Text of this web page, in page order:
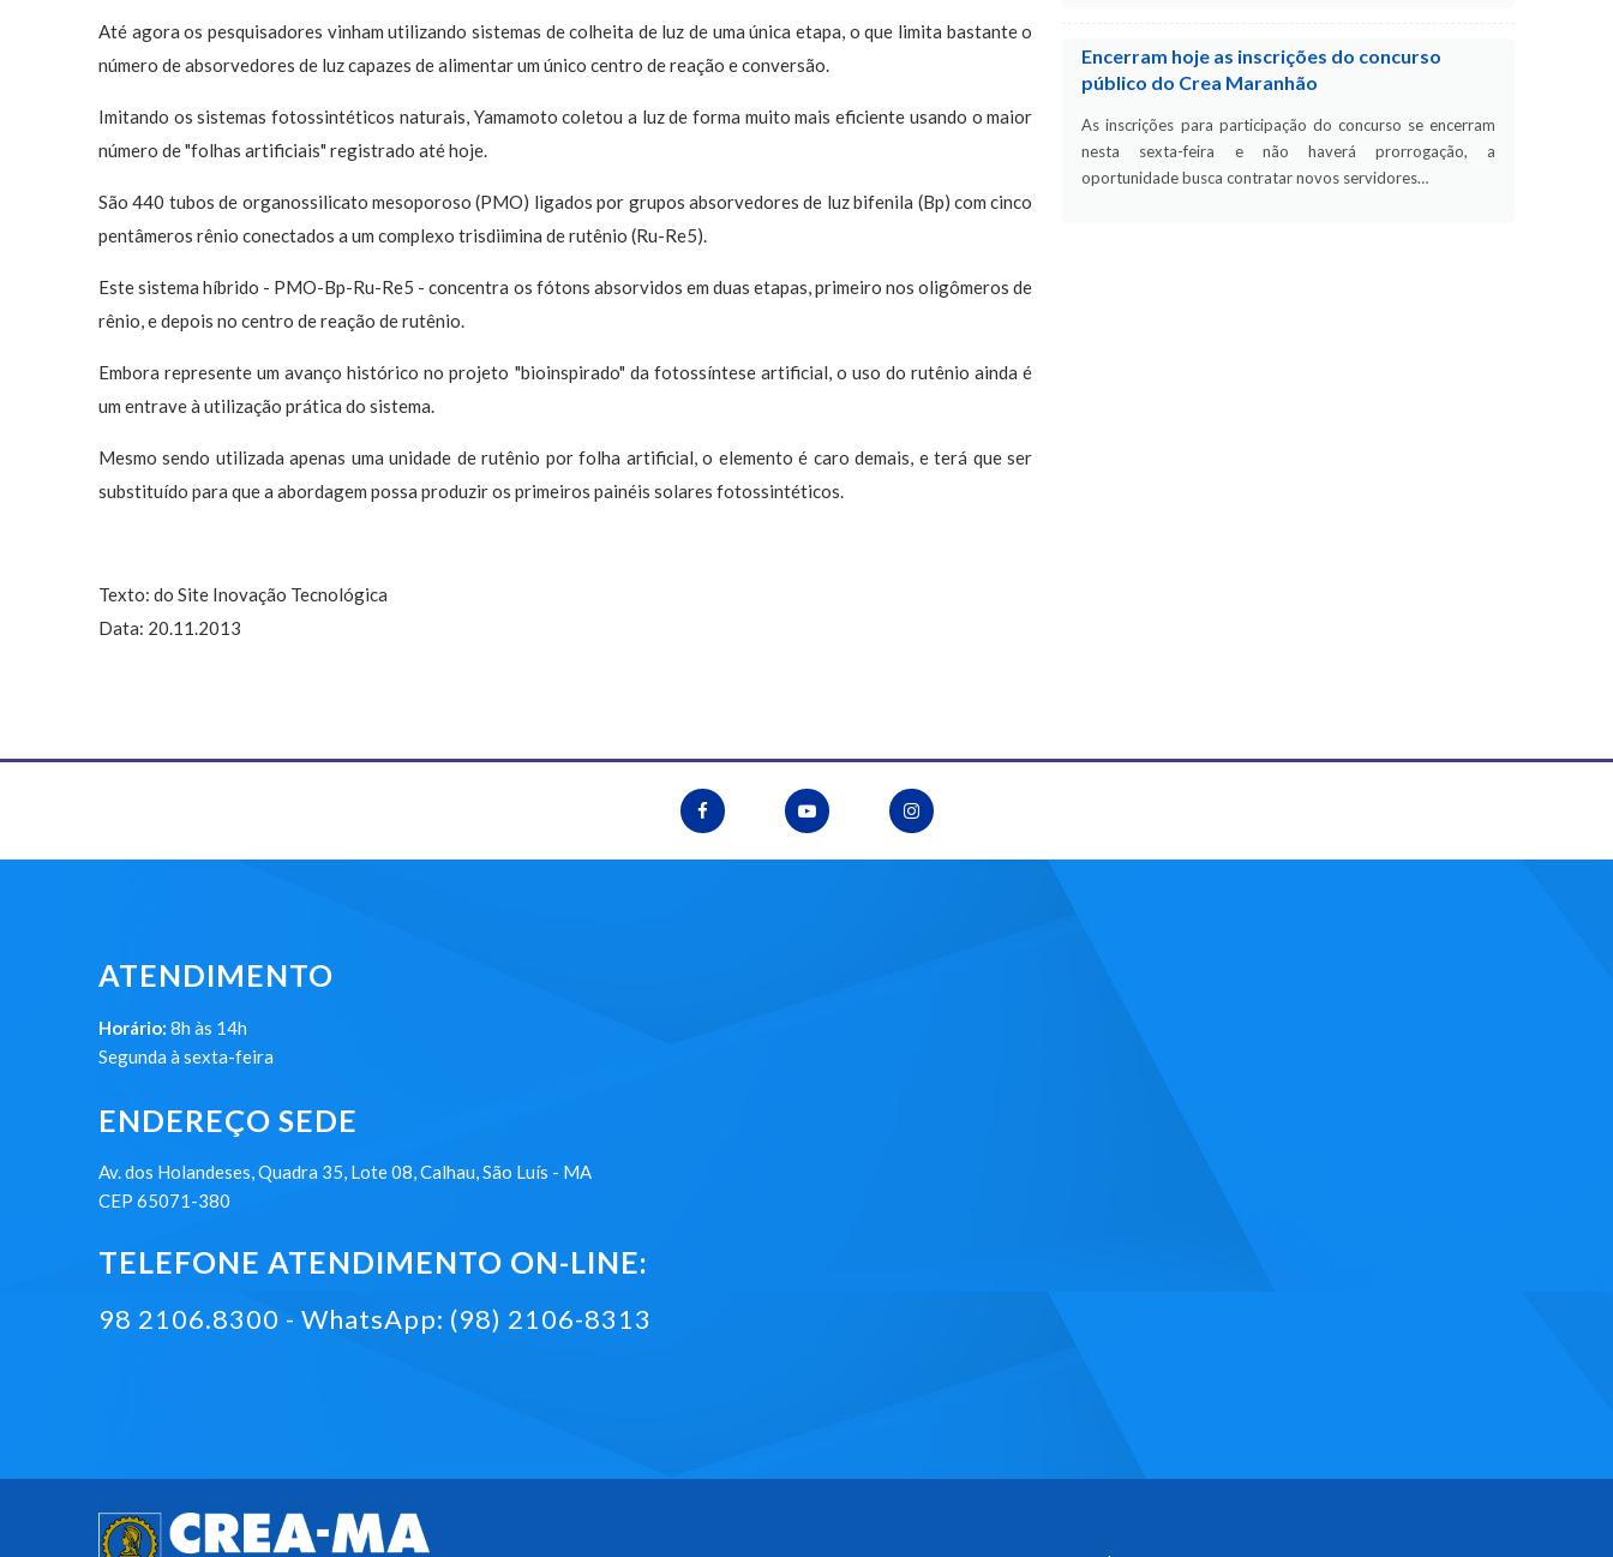
Até agora os pesquisadores vinham utilizando sistemas de colheita de luz de uma única etapa, o que limita bastante o
número de absorvedores de luz capazes de alimentar um único centro de reação e conversão.
Imitando os sistemas fotossintéticos naturais, Yamamoto coletou a luz de forma muito mais eficiente usando o maior
número de "folhas artificiais" registrado até hoje.
São 440 tubos de organossilicato mesoporoso (PMO) ligados por grupos absorvedores de luz bifenila (Bp) com cinco
pentâmeros rênio conectados a um complexo trisdiimina de rutênio (Ru-Re5).
Este sistema híbrido - PMO-Bp-Ru-Re5 - concentra os fótons absorvidos em duas etapas, primeiro nos oligômeros de
rênio, e depois no centro de reação de rutênio.
Embora represente um avanço histórico no projeto "bioinspirado" da fotossíntese artificial, o uso do rutênio ainda é
um entrave à utilização prática do sistema.
Mesmo sendo utilizada apenas uma unidade de rutênio por folha artificial, o elemento é caro demais, e terá que ser
substituído para que a abordagem possa produzir os primeiros painéis solares fotossintéticos.
Texto: do Site Inovação Tecnológica
Data: 20.11.2013
Encerram hoje as inscrições do concurso
público do Crea Maranhão
As inscrições para participação do concurso se encerram
nesta sexta-feira e não haverá prorrogação, a
oportunidade busca contratar novos servidores…
ATENDIMENTO
Horário: 8h às 14h
Segunda à sexta-feira
ENDEREÇO SEDE
Av. dos Holandeses, Quadra 35, Lote 08, Calhau, São Luís - MA
CEP 65071-380
TELEFONE ATENDIMENTO ON-LINE:
98 2106.8300 - WhatsApp: (98) 2106-8313